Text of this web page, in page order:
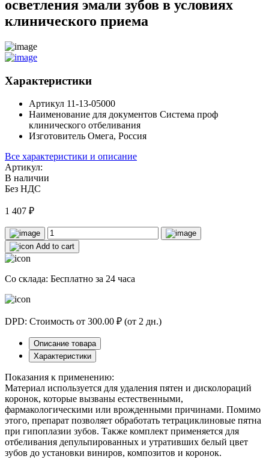
осветления эмали зубов в условиях
клинического приема
Характеристики
Артикул 11-13-05000
Наименование для документов Система проф
клинического отбеливания
Изготовитель Омега, Россия
Все характеристики и описание
Артикул:
В наличии
Без НДС
1 407 ₽
Add to cart
Со склада: Бесплатно за 24 часа
DPD: Стоимость от 300.00 ₽ (от 2 дн.)
Описание товара
Характеристики
Показания к применению:
Материал используется для удаления пятен и дисколораций
коронок, которые вызваны естественными,
фармакологическими или врожденными причинами. Помимо
этого, препарат позволяет обработать тетрациклиновые пятна
при гипоплазии зубов. Также комплект применяется для
отбеливания депульпированных и утративших белый цвет
зубов до установки виниров, композитов и коронок.